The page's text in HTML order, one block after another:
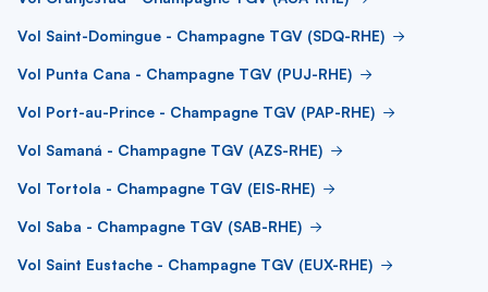
Vol Saint-Domingue - Champagne TGV (SDQ-RHE)
Vol Punta Cana - Champagne TGV (PUJ-RHE)
Vol Port-au-Prince - Champagne TGV (PAP-RHE)
Vol Samaná - Champagne TGV (AZS-RHE)
Vol Tortola - Champagne TGV (EIS-RHE)
Vol Saba - Champagne TGV (SAB-RHE)
Vol Saint Eustache - Champagne TGV (EUX-RHE)